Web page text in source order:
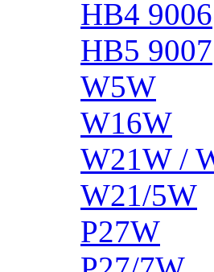
HB4 9006
HB5 9007
W5W
W16W
W21W /
W21/5W
P27W